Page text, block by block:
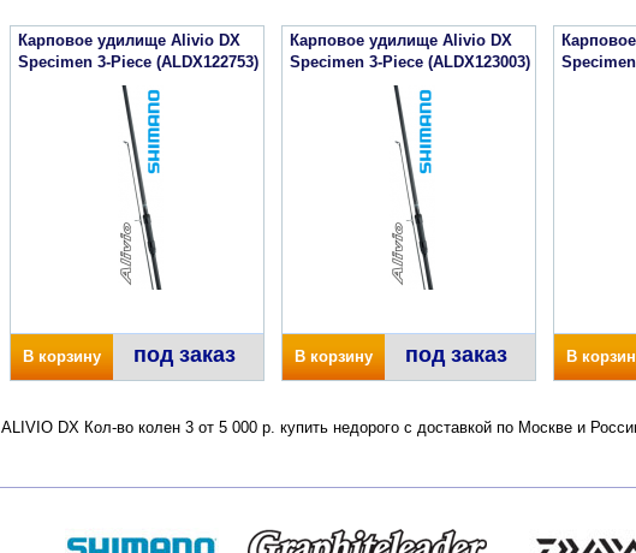
Карповое удилище Alivio DX
Specimen 3-Piece (ALDX122753)
В корзину под заказ
Карповое удилище Alivio DX
Specimen 3-Piece (ALDX123003)
В корзину под заказ В
ALIVIO DX Кол-во колен 3 от 5 000 р. купить недорого с доставкой по Москве и